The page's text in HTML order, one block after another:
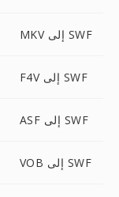
MKV إلى SWF
F4V إلى SWF
ASF إلى SWF
VOB إلى SWF